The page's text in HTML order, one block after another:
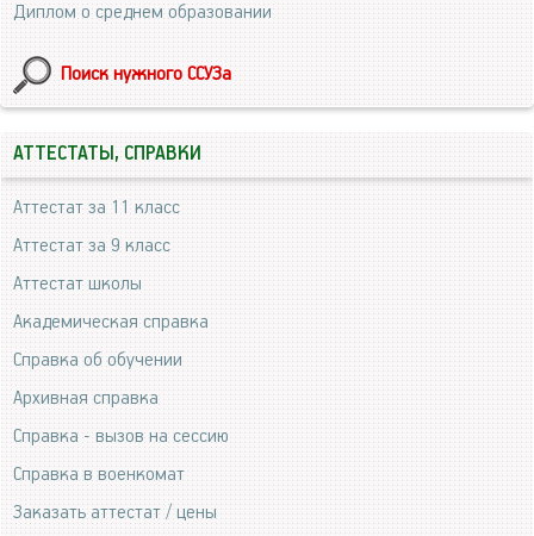
Диплом о среднем образовании
Поиск нужного ССУЗа
АТТЕСТАТЫ, СПРАВКИ
Аттестат за 11 класс
Аттестат за 9 класс
Аттестат школы
Академическая справка
Справка об обучении
Архивная справка
Справка - вызов на сессию
Справка в военкомат
Заказать аттестат / цены